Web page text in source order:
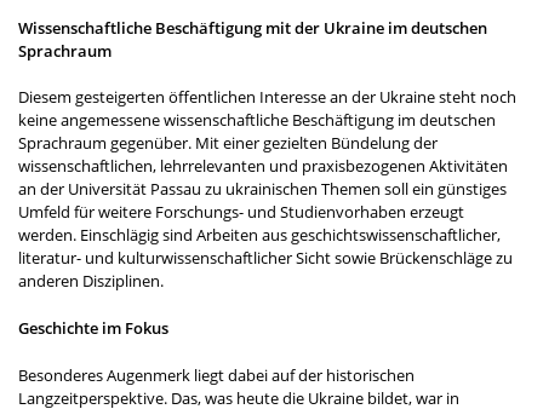
Wissenschaftliche Beschäftigung mit der Ukraine im deutschen
Sprachraum
Diesem gesteigerten öffentlichen Interesse an der Ukraine steht noch
keine angemessene wissenschaftliche Beschäftigung im deutschen
Sprachraum gegenüber. Mit einer gezielten Bündelung der
wissenschaftlichen, lehrrelevanten und praxisbezogenen Aktivitäten
an der Universität Passau zu ukrainischen Themen soll ein günstiges
Umfeld für weitere Forschungs- und Studienvorhaben erzeugt
werden. Einschlägig sind Arbeiten aus geschichtswissenschaftlicher,
literatur- und kulturwissenschaftlicher Sicht sowie Brückenschläge zu
anderen Disziplinen.
Geschichte im Fokus
Besonderes Augenmerk liegt dabei auf der historischen
Langzeitperspektive. Das, was heute die Ukraine bildet, war in